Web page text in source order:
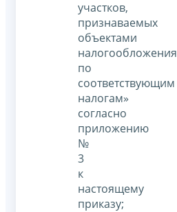
участков,
признаваемых
объектами
налогообложения
по
соответствующим
налогам»
согласно
приложению
№
3
к
настоящему
приказу;